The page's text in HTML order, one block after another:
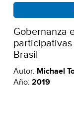
Gobernanza
Brasil
Autor: Michael
Año: 2019